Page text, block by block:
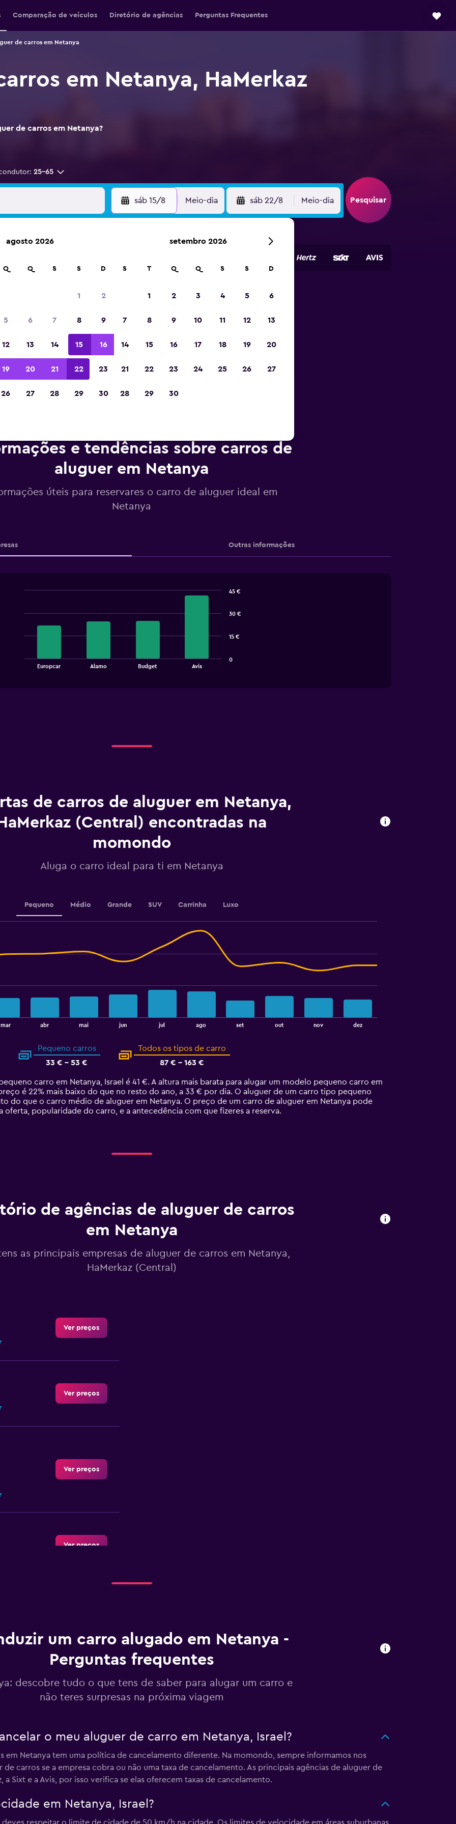
Comparação de veículos Diretório de agências Perguntas Frequentes
de carros em Netanya
em Netanya, HaMerkaz
de carros em Netanya?
25-65
sáb 15/8 Meio-dia sáb 22/8 Meio-dia Pesquisar
de 2023
e tendências sobre carros de
aluguer em Netanya
úteis para reservares o carro de aluguer ideal em
Netanya
Outras informações
chart
Y
axis
displaying
values.
Europcar Alamo Budget Avis
0
15 €
30 €
45 €
de carros de aluguer em Netanya,
(Central) encontradas na
momondo
Aluga o carro ideal para ti em Netanya
Pequeno Médio Grande SUV Carrinha Luxo
mar abr mai jun jul ago set out nov dez
Pequeno carros
33 € - 53 €
Todos os tipos de carro
87 € - 163 €
carro em Netanya, Israel é 41 €. A altura mais barata para alugar um modelo pequeno carro em
é 22% mais baixo do que no resto do ano, a 33 € por dia. O aluguer de um carro tipo pequeno
do que o carro médio de aluguer em Netanya. O preço de um carro de aluguer em Netanya pode
oferta, popularidade do carro, e a antecedência com que fizeres a reserva.
de agências de aluguer de carros
em Netanya
as principais empresas de aluguer de carros em Netanya,
HaMerkaz (Central)
Ver preços
Ver preços
Ver preços
Ver preços
Ver preços
Ver preços
um carro alugado em Netanya -
Perguntas frequentes
descobre tudo o que tens de saber para alugar um carro e
não teres surpresas na próxima viagem
o meu aluguer de carro em Netanya, Israel?
em Netanya tem uma política de cancelamento diferente. Na momondo, sempre informamos nos
carros se a empresa cobra ou não uma taxa de cancelamento. As principais agências de aluguer de
a Sixt e a Avis, por isso verifica se elas oferecem taxas de cancelamento.
em Netanya, Israel?
agosto 2026
Q Q S S D
1 2
5 6 7 8 9
12 13 14 15 16
19 20 21 22 23
26 27 28 29 30
setembro 2026
S T Q Q S S D
1 2 3 4 5 6
7 8 9 10 11 12 13
14 15 16 17 18 19 20
21 22 23 24 25 26 27
28 29 30